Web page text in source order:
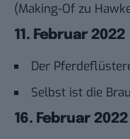
(Making-Of zu
11. Februar 2022
Der
Selbst ist die
16. Februar 2022